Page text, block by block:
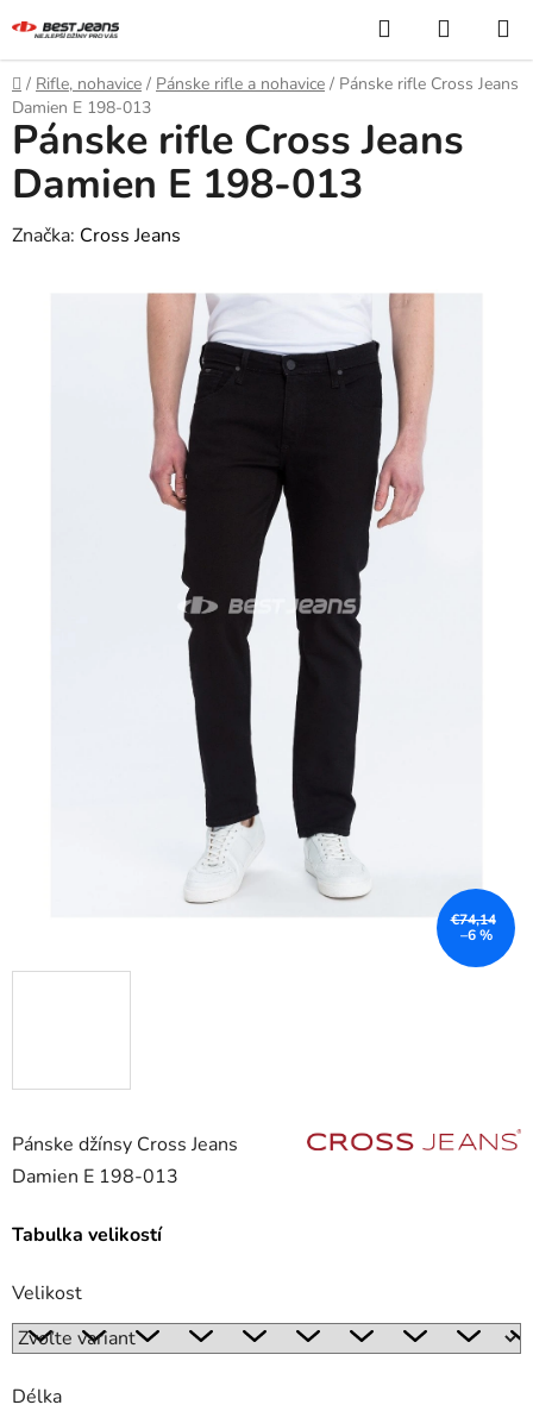
na
obsah
Hľadať
KOŠÍK
Domov
/ Rifle, nohavice / Pánske rifle a nohavice / Pánske rifle Cross Jeans
Damien E 198-013
Pánske džínsy Cross Jeans
Damien E 198-013
Tabulka velikostí
Velikost
Délka
Pánske rifle Cross Jeans
Damien E 198-013
Značka: Cross Jeans
€74,14
–6 %